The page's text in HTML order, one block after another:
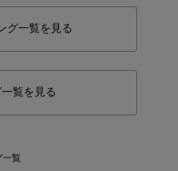
グ一覧を見る
覧を見る
一覧